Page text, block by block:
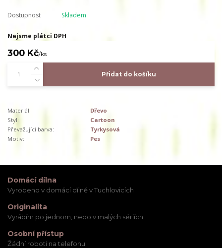
Dostupnost Skladem
Nejsme plátci DPH
300 Kč/ks
Přidat do košíku
Materiál:
Dřevo
Styl:
Cartoon
Převažující barva:
Tyrkysová
Motiv:
Pes
Domácí dílna
Vyrobeno v domácí dílně v Tuchlovicích
Originalita
Vyrábím po jednom, nebo v malých sériích
Osobní přístup
Žádní roboti na telefonu